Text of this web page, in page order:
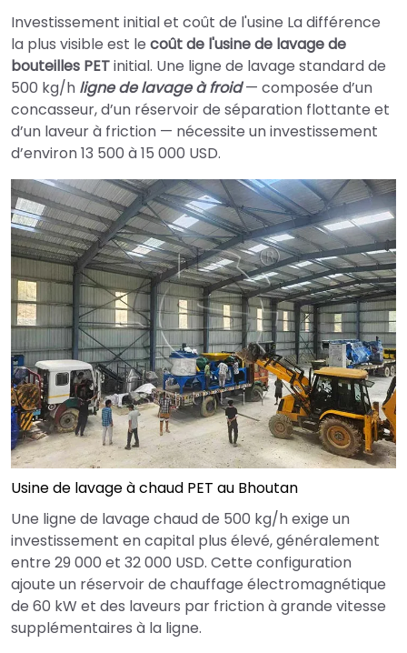
Investissement initial et coût de l'usine La différence
la plus visible est le coût de l'usine de lavage de
bouteilles PETinitial. Une ligne de lavage standard de
500 kg/h ligne de lavage à froid— composée d’un
concasseur, d’un réservoir de séparation flottante et
d’un laveur à friction — nécessite un investissement
d’environ 13 500 à 15 000 USD.
Usine de lavage à chaud PET au Bhoutan
Une ligne de lavage chaud de 500 kg/h exige un
investissement en capital plus élevé, généralement
entre 29 000 et 32 000 USD. Cette configuration
ajoute un réservoir de chauffage électromagnétique
de 60 kW et des laveurs par friction à grande vitesse
supplémentaires à la ligne.